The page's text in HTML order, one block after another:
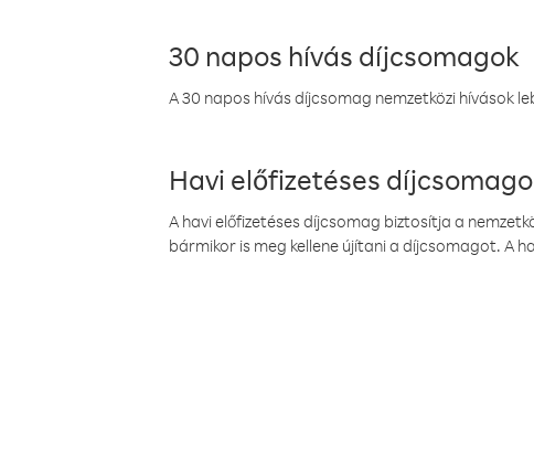
30 napos hívás díjcsomagok
A 30 napos hívás díjcsomag nemzetközi hívások
Havi előfizetéses
A havi előfizetéses díjcsomag biztosítja a
bármikor is meg kellene újítani a díjcsomagot. A